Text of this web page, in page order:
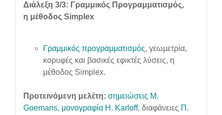
Διάλεξη 3/3: Γραμμικός Προγραμματισμός,
η μέθοδος Simplex
Γραμμικός προγραμματισμός, γεωμετρία,
κορυφές και βασικές εφικτές λύσεις, η
μέθοδος Simplex.
Προτεινόμενη μελέτη: σημειώσεις M.
Goemans, μονογραφία H. Karloff, διαφάνειες Π.